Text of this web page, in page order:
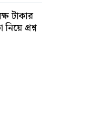
টাকার
প্রশ্ন